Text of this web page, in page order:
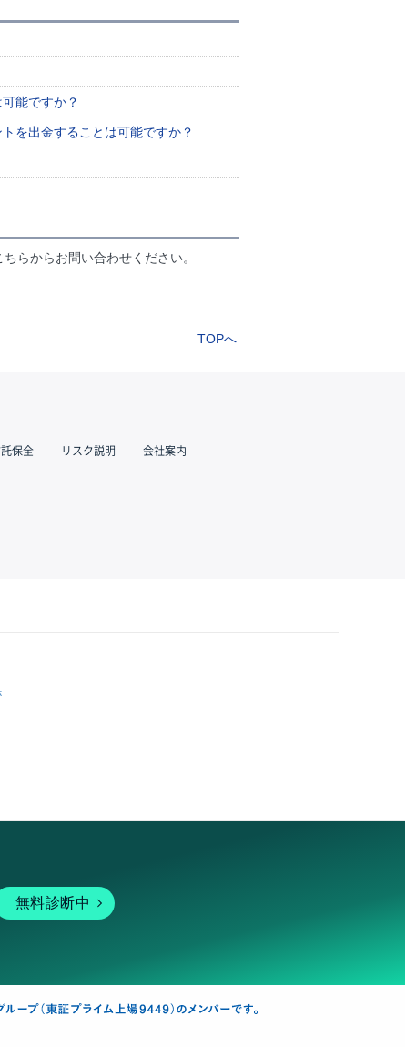
能ですか？
を出金することは可能ですか？
らからお問い合わせください。
TOPへ
保全 リスク説明 会社案内
無料診断中